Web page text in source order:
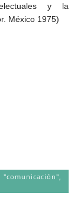
y la
México 1975)